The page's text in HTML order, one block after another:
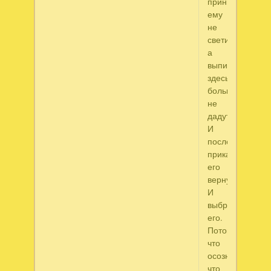
ему
не
светит,
а
выпить
здесь
больше
не
дадут.
И
последняя
приказала
его
вернуть.
И
выбрала
его.
Потому
что
осознала,
что